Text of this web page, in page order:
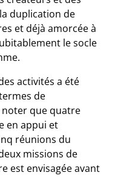
duplication de
et déjà amorcée à
le socle
activités a été
de
noter que quatre
en appui et
réunions du
missions de
est envisagée avant